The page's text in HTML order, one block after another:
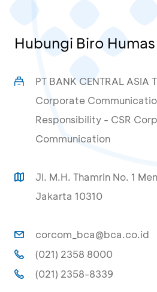
Hubungi Biro
PT BANK CENTRAL ASIA
Corporate
Responsibility - CSR
Communication
Jl. M.H. Thamrin No. 1
Jakarta 10310
corcom_bca@bca.co.id
(021) 2358 8000
(021) 2358-8339